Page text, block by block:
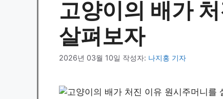
고양이의 배가
살펴보자
2026년 03월 10일 작성자: 나지홍 기자